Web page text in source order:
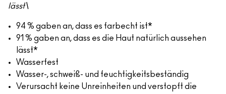
lässt\
94 % gaben an, dass es farbecht ist*
91 % gaben an, dass es die Haut natürlich aussehen
lässt*
Wasserfest
Wasser-, schweiß- und feuchtigkeitsbeständig
Verursacht keine Unreinheiten und verstopft die